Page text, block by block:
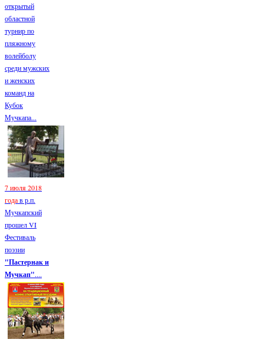
открытый
областной
турнир по
пляжному
волейболу
среди мужских
и женских
команд на
Кубок
Мучкапа...
7 июля 2018
годав р.п.
Мучкапский
прошел VI
Фестиваль
поэзии
"Пастернак и
Мучкап"....